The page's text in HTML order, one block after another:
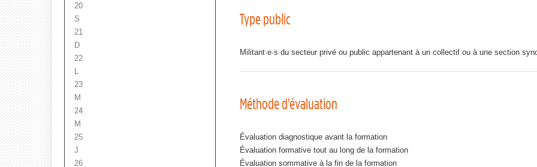
20
S
21
D
22
L
23
M
24
M
25
J
26
Type public
Militant·e·s du secteur privé ou public appartenant à un collectif ou à une section
Méthode d'évaluation
Évaluation diagnostique avant la formation
Évaluation formative tout au long de la formation
Évaluation sommative à la fin de la formation